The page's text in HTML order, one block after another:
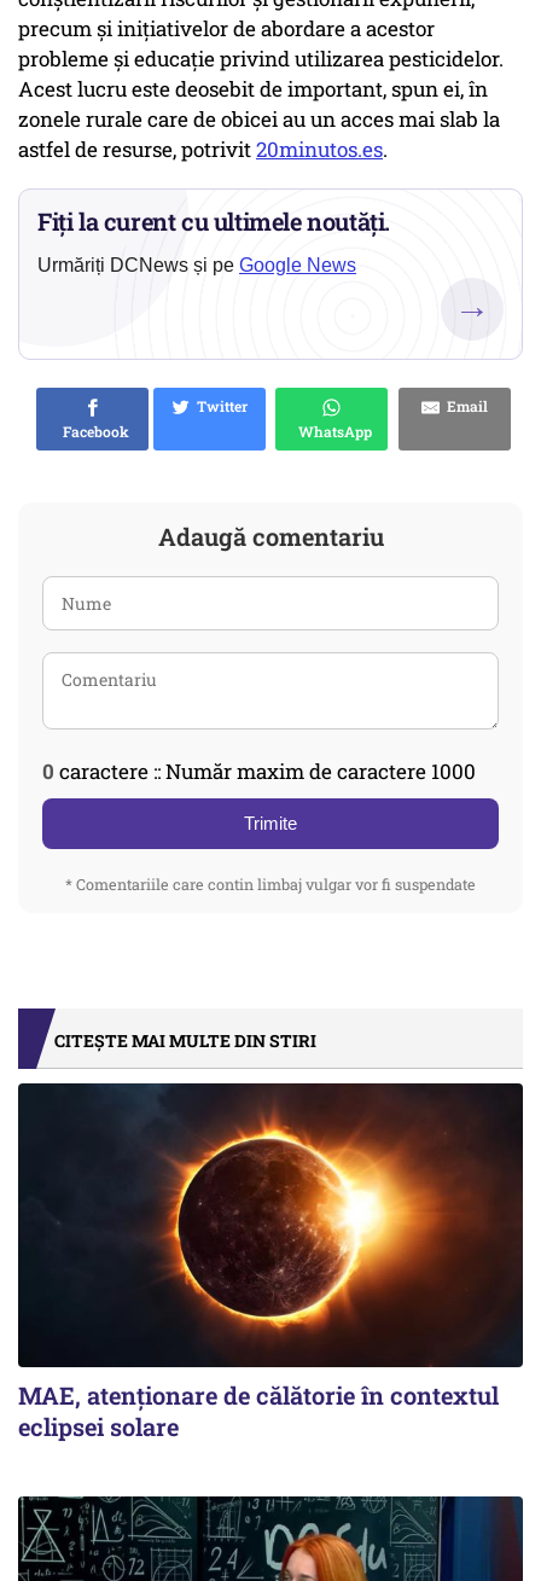
precum și inițiativelor de abordare a acestor
probleme și educație privind utilizarea pesticidelor.
Acest lucru este deosebit de important, spun ei, în
zonele rurale care de obicei au un acces mai slab la
astfel de resurse, potrivit20minutos.es.
Fiți la curent cu ultimele noutăți.
Urmăriți DCNews și pe Google News
→
Facebook
Twitter
WhatsApp
Email
Adaugă comentariu
0 caractere :: Număr maxim de caractere 1000
Trimite
* Comentariile care contin limbaj vulgar vor fi suspendate
CITEȘTE MAI MULTE DIN STIRI
MAE, atenționare de călătorie în contextul
eclipsei solare